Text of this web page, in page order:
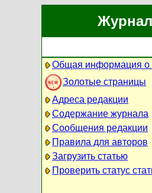
Общая информация о
Золотые страницы
Адреса редакции
Содержание журнала
Сообщения редакции
Правила для авторов
Загрузить статью
Проверить статус